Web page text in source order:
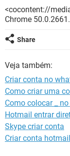
<cocontent://
Chrome
Share
Veja também:
Criar conta no
Como criar uma
Como colocar _
Hotmail entrar
Skype criar conta
Criar conta hotmail